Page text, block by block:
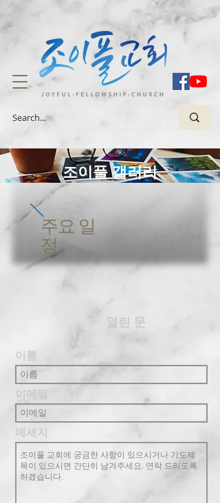
조이풀 갤러리
주요 일
정
​열린 문
이름
이메일
메세지